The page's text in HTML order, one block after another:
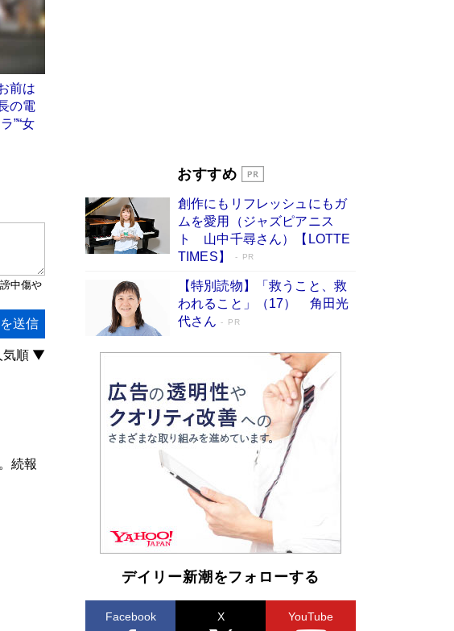
前は
の電
”“女
らも文庫化 映画化された直木賞受賞作もランク
皇室はなぜ世界から尊敬されているのか？ 「天
皇陛下はお元気でおられるか」がサウジ国王の第
一声になる理由
Book Bang
おすすめ
創作にもリフレッシュにもガ
ムを愛用（ジャズピアニス
ト 山中千尋さん）【LOTTE
TIMES】
PR
【特別読物】「救うこと、救
われること」（17） 角田光
代さん
PR
デイリー新潮をフォローする
Facebook X YouTube